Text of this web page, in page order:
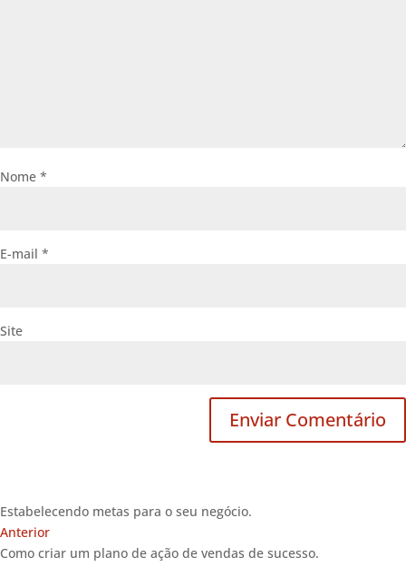
Nome *
E-mail *
Site
Estabelecendo metas para o seu negócio.
Anterior
Como criar um plano de ação de vendas de sucesso.